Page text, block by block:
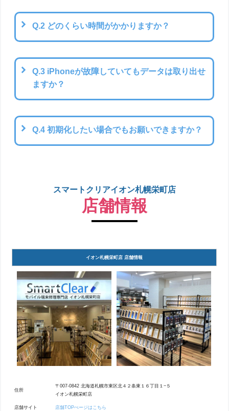
Q.2 どのくらい時間がかかりますか？
Q.3 iPhoneが故障していてもデータは取り出せ
ますか？
Q.4 初期化したい場合でもお願いできますか？
スマートクリアイオン札幌栄町店
店舗情報
イオン札幌栄町店 店舗情報
住所
〒007-0842 北海道札幌市東区北４２条東１６丁目１−５
イオン札幌栄町店
店舗サイト 店舗TOPぺージはこちら